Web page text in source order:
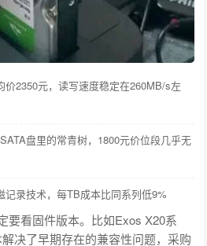
2350元，读写速度稳定在260MB/s左
盘里的常青树，1800元价位段几乎无
记录技术，每TB成本比同系列低9%
要看固件版本。比如Exos X20系
决了早期存在的兼容性问题，采购